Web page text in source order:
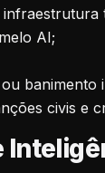
AI;
banimento
civis e